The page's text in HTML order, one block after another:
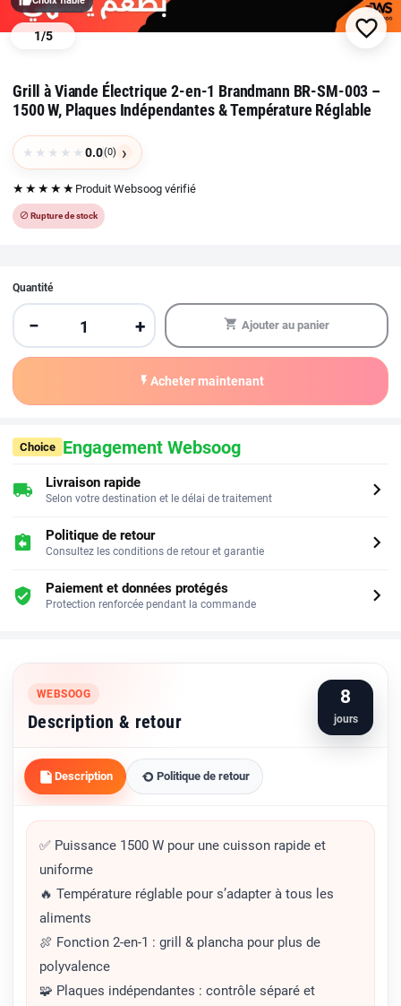
1/5 favorite_border
Grill à Viande Électrique 2-en-1 Brandmann BR-SM-003 –
1500 W, Plaques Indépendantes & Température Réglable
★ ★ ★ ★ ★ 0.0(0) ›
★★★★★ Produit Websoog vérifié
block Rupture de stock
Quantité
− + shopping_cart Ajouter au panier
flash_on Acheter maintenant
Choice Engagement Websoog
local_shipping Livraison rapide
Selon votre destination et le délai de traitement chevron_right
assignment_return Politique de retour
Consultez les conditions de retour et garantie chevron_right
verified_user Paiement et données protégés
Protection renforcée pendant la commande chevron_right
WEBSOOG
Description & retour
8
jours
Description Politique de retour
✅ Puissance 1500 W pour une cuisson rapide et
uniforme
🔥 Température réglable pour s’adapter à tous les
aliments
🍖 Fonction 2-en-1 : grill & plancha pour plus de
polyvalence
🧩 Plaques indépendantes : contrôle séparé et